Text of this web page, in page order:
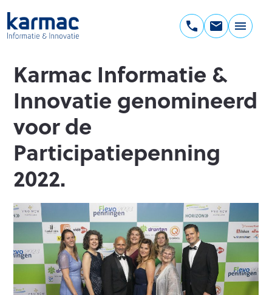
naar
de
Innovatie
Karmac Informatie &
Innovatie genomineerd
voor de
Participatiepenning
2022.